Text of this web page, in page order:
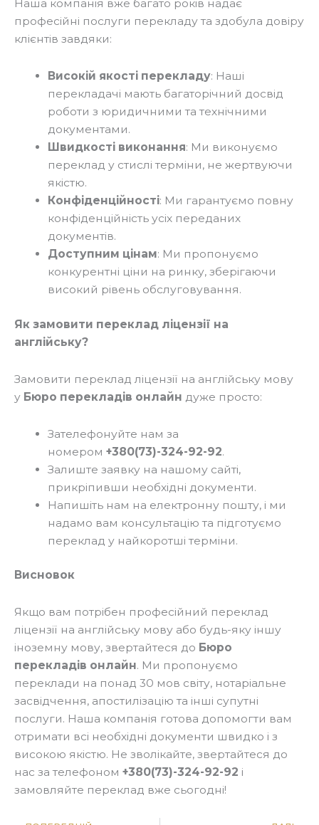
Наша компанія вже багато років надає
професійні послуги перекладу та здобула довіру
клієнтів завдяки:
Високій якості перекладу: Наші
перекладачі мають багаторічний досвід
роботи з юридичними та технічними
документами.
Швидкості виконання: Ми виконуємо
переклад у стислі терміни, не жертвуючи
якістю.
Конфіденційності: Ми гарантуємо повну
конфіденційність усіх переданих
документів.
Доступним цінам: Ми пропонуємо
конкурентні ціни на ринку, зберігаючи
високий рівень обслуговування.
Як замовити переклад ліцензії на
англійську?
Замовити переклад ліцензії на англійську мову
у Бюро перекладів онлайн дуже просто:
Зателефонуйте нам за
номером +380(73)-324-92-92.
Залиште заявку на нашому сайті,
прикріпивши необхідні документи.
Напишіть нам на електронну пошту, і ми
надамо вам консультацію та підготуємо
переклад у найкоротші терміни.
Висновок
Якщо вам потрібен професійний переклад
ліцензії на англійську мову або будь-яку іншу
іноземну мову, звертайтеся до Бюро
перекладів онлайн. Ми пропонуємо
переклади на понад 30 мов світу, нотаріальне
засвідчення, апостилізацію та інші супутні
послуги. Наша компанія готова допомогти вам
отримати всі необхідні документи швидко і з
високою якістю. Не зволікайте, звертайтеся до
нас за телефоном +380(73)-324-92-92 і
замовляйте переклад вже сьогодні!